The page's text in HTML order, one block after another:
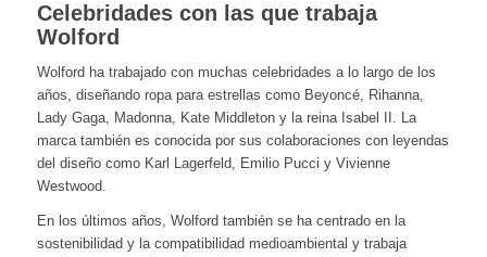
Celebridades con las que trabaja
Wolford
Wolford ha trabajado con muchas celebridades a lo largo de los
años, diseñando ropa para estrellas como Beyoncé, Rihanna,
Lady Gaga, Madonna, Kate Middleton y la reina Isabel II. La
marca también es conocida por sus colaboraciones con leyendas
del diseño como Karl Lagerfeld, Emilio Pucci y Vivienne
Westwood.
En los últimos años, Wolford también se ha centrado en la
sostenibilidad y la compatibilidad medioambiental y trabaja